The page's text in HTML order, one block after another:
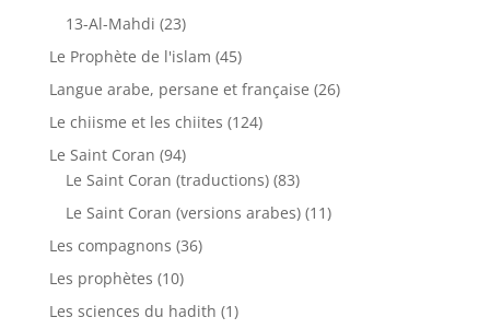
13-Al-Mahdi (23)
Le Prophète de l'islam (45)
Langue arabe, persane et française (26)
Le chiisme et les chiites (124)
Le Saint Coran (94)
Le Saint Coran (traductions) (83)
Le Saint Coran (versions arabes) (11)
Les compagnons (36)
Les prophètes (10)
Les sciences du hadith (1)